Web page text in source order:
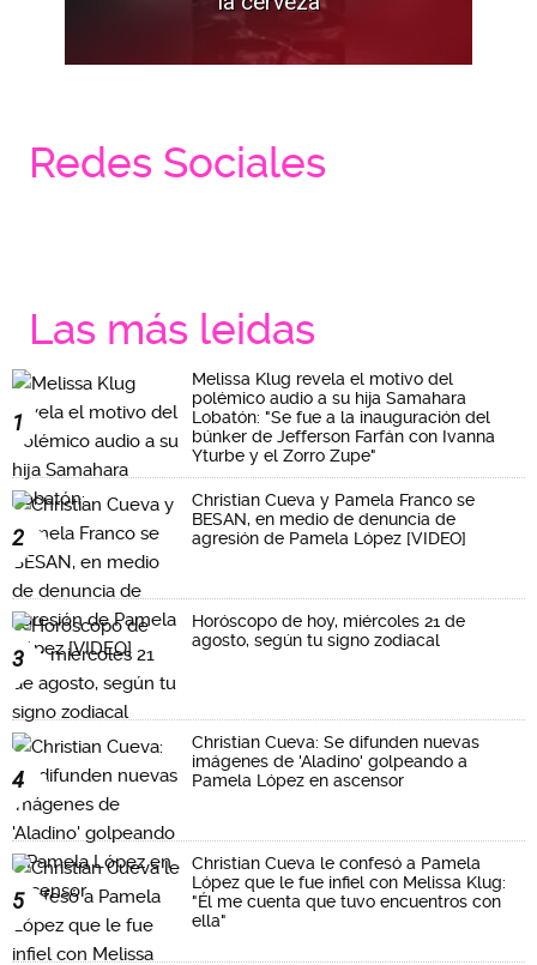
Redes Sociales
Las más leidas
1
Melissa Klug revela el motivo del
polémico audio a su hija Samahara
Lobatón: "Se fue a la inauguración del
búnker de Jefferson Farfán con Ivanna
Yturbe y el Zorro Zupe"
2
Christian Cueva y Pamela Franco se
BESAN, en medio de denuncia de
agresión de Pamela López [VIDEO]
3
Horóscopo de hoy, miércoles 21 de
agosto, según tu signo zodiacal
4
Christian Cueva: Se difunden nuevas
imágenes de 'Aladino' golpeando a
Pamela López en ascensor
5
Christian Cueva le confesó a Pamela
López que le fue infiel con Melissa Klug:
"Él me cuenta que tuvo encuentros con
ella"